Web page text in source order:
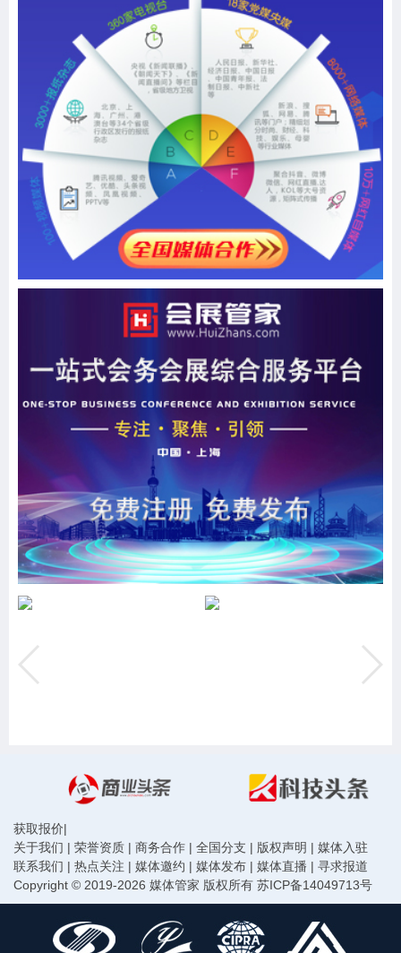
获取报价|
关于我们 | 荣誉资质 | 商务合作 | 全国分支 | 版权声明 | 媒体入驻
联系我们 | 热点关注 | 媒体邀约 | 媒体发布 | 媒体直播 | 寻求报道
Copyright © 2019-2026 媒体管家 版权所有 苏ICP备14049713号